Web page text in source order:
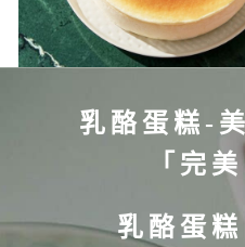
乳酪蛋糕-
「完
乳酪蛋